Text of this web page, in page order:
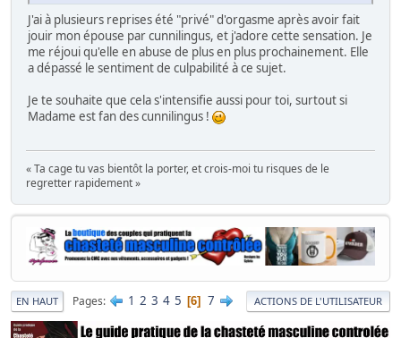
J'ai à plusieurs reprises été "privé" d'orgasme après avoir fait
jouir mon épouse par cunnilingus, et j'adore cette sensation. Je
me réjoui qu'elle en abuse de plus en plus prochainement. Elle
a dépassé le sentiment de culpabilité à ce sujet.
Je te souhaite que cela s'intensifie aussi pour toi, surtout si
Madame est fan des cunnilingus !
« Ta cage tu vas bientôt la porter, et crois-moi tu risques de le
regretter rapidement »
EN HAUT Pages 1 2 3 4 5 6 7 ACTIONS DE L'UTILISATEUR